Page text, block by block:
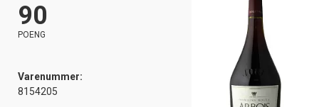
90
POENG
Varenummer:
8154205